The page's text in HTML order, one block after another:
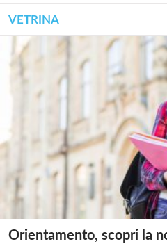
VETRINA
Orientamento, scopri la